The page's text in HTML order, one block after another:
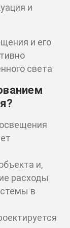
и
и его
света
и,
расходы
в